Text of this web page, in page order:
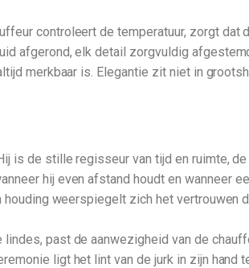
controleert de temperatuur, zorgt
afgerond, elk detail zorgvuldig
merkbaar is. Elegantie zit niet in
is de stille regisseur van tijd en ruimte,
hij even afstand houdt en wanneer
weerspiegelt zich het
past de aanwezigheid van de
ligt het lint van de jurk in zijn hand